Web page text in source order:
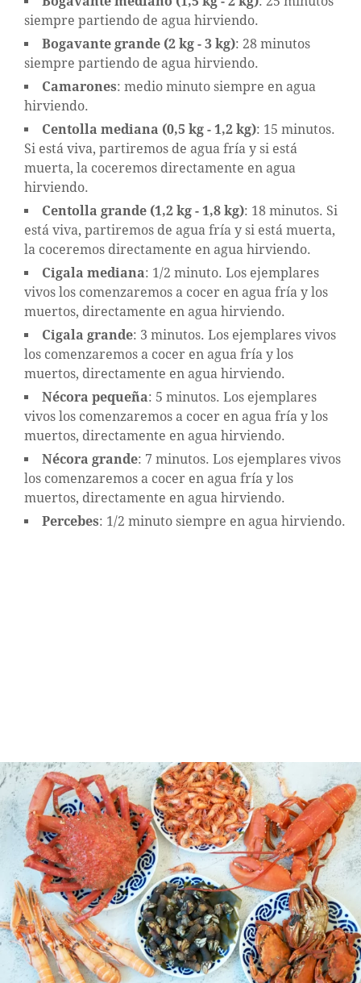
siempre partiendo de agua hirviendo.
Bogavante grande (2 kg - 3 kg): 28 minutos
siempre partiendo de agua hirviendo.
Camarones: medio minuto siempre en agua
hirviendo.
Centolla mediana (0,5 kg - 1,2 kg): 15 minutos.
Si está viva, partiremos de agua fría y si está
muerta, la coceremos directamente en agua
hirviendo.
Centolla grande (1,2 kg - 1,8 kg): 18 minutos. Si
está viva, partiremos de agua fría y si está muerta,
la coceremos directamente en agua hirviendo.
Cigala mediana: 1/2 minuto. Los ejemplares
vivos los comenzaremos a cocer en agua fría y los
muertos, directamente en agua hirviendo.
Cigala grande: 3 minutos. Los ejemplares vivos
los comenzaremos a cocer en agua fría y los
muertos, directamente en agua hirviendo.
Nécora pequeña: 5 minutos. Los ejemplares
vivos los comenzaremos a cocer en agua fría y los
muertos, directamente en agua hirviendo.
Nécora grande: 7 minutos. Los ejemplares vivos
los comenzaremos a cocer en agua fría y los
muertos, directamente en agua hirviendo.
Percebes: 1/2 minuto siempre en agua hirviendo.